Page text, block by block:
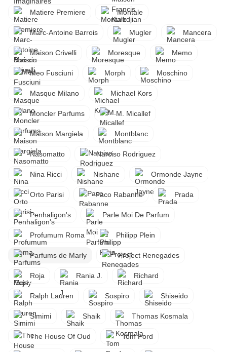
Matiere Premiere Montale
Marc-Antoine Barrois Mugler Mancera
Maison Crivelli Moresque Memo
Meo Fusciuni Morph Moschino
Masque Milano Michael Kors
Moncler Parfums M. Micallef
Maison Margiela Montblanc
Nasomatto Narciso Rodriguez
Nina Ricci Nishane Ormonde Jayne
Orto Parisi Paco Rabanne Prada
Penhaligon's Parle Moi De Parfum
Profumum Roma Philipp Plein
Parfums de Marly Project Renegades
Roja Rania J. Richard
Ralph Lauren Sospiro Shiseido
Simimi Shaik Thomas Kosmala
The House Of Oud Tom Ford